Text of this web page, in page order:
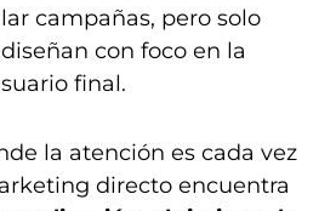
campañas, pero solo
con foco en la
final.
la atención es cada vez
directo encuentra